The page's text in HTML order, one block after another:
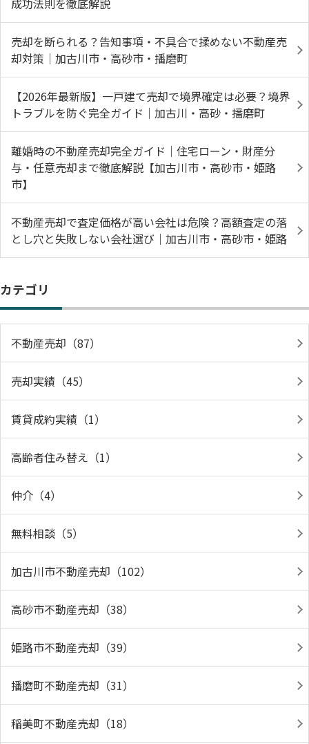
成功法則を徹底解説
売却を断られる？告知事項・不具合で揉めない不動産売
却対策｜加古川市・高砂市・播磨町
【2026年最新版】一戸建て売却で境界確定は必要？境界
トラブルを防ぐ完全ガイド｜加古川・高砂・播磨町
離婚時の不動産売却完全ガイド｜住宅ローン・財産分
与・任意売却まで徹底解説【加古川市・高砂市・姫路
市】
不動産売却で査定価格が高い会社は危険？高額査定の落
とし穴と失敗しない会社選び｜加古川市・高砂市・姫路
カテゴリ
不動産売却（87）
売却実績（45）
賃貸成約実績（1）
高齢者住み替え（1）
仲介（4）
無料相談（5）
加古川市不動産売却（102）
高砂市不動産売却（38）
姫路市不動産売却（39）
播磨町不動産売却（31）
稲美町不動産売却（18）